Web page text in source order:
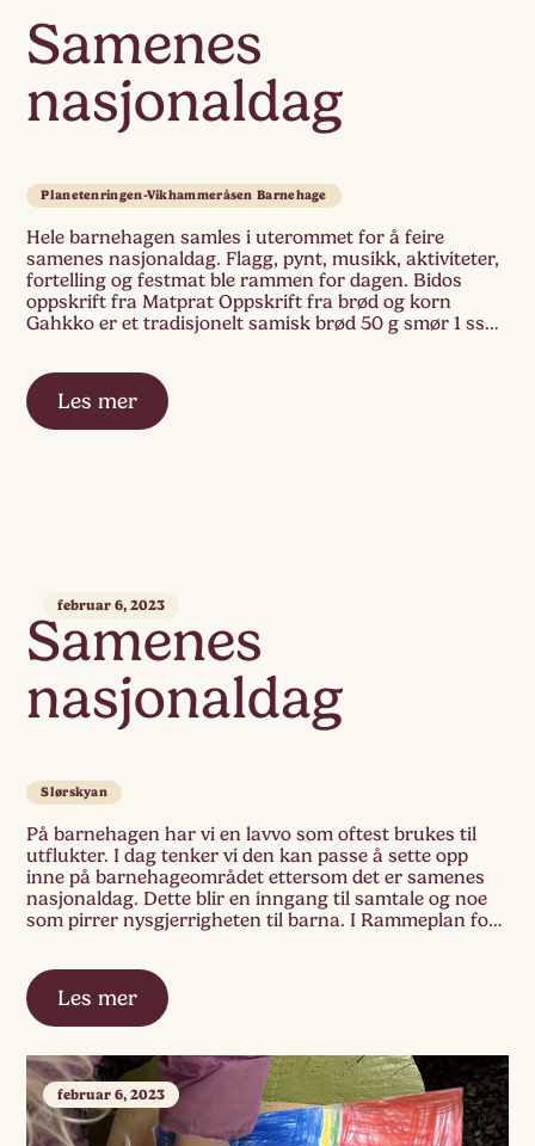
Samenes
nasjonaldag
Planetenringen-Vikhammeråsen Barnehage
Hele barnehagen samles i uterommet for å feire
samenes nasjonaldag. Flagg, pynt, musikk, aktiviteter,
fortelling og festmat ble rammen for dagen. Bidos
oppskrift fra Matprat Oppskrift fra brød og korn
Gahkko er et tradisjonelt samisk brød 50 g smør 1 ss
Les mer
Samenes
nasjonaldag
februar 6, 2023
Slørskyan
På barnehagen har vi en lavvo som oftest brukes til
utflukter. I dag tenker vi den kan passe å sette opp
inne på barnehageområdet ettersom det er samenes
nasjonaldag. Dette blir en inngang til samtale og noe
som pirrer nysgjerrigheten til barna. I Rammeplan for
Les mer
februar 6, 2023